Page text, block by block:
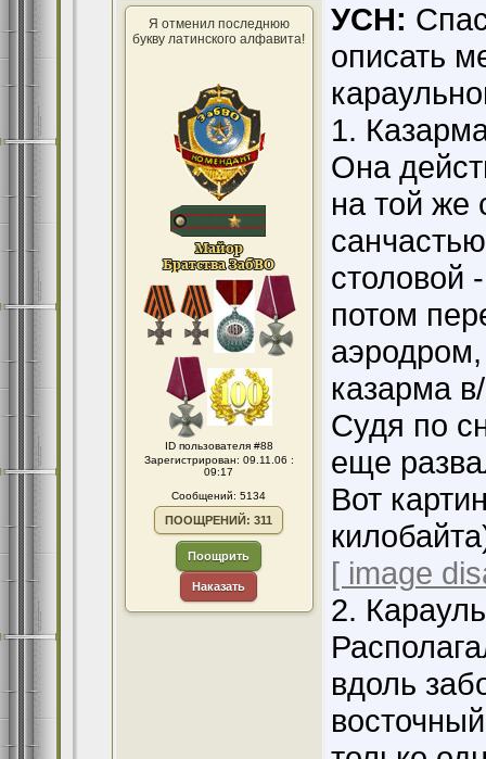
Я отменил последнюю
букву латинского алфавита!
ID пользователя #88
Зарегистрирован: 09.11.06 :
09:17
Сообщений: 5134
ПООЩРЕНИЙ: 311
Поощрить
Наказать
УСН:
описать
1.
Она
на той же
столовой
потом
казарма
Судя по
еще
Вот
[ image
2.
вдоль